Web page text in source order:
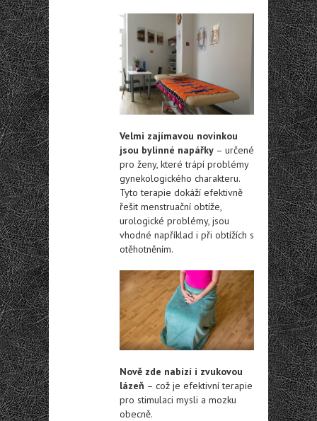
Velmi zajímavou novinkou
jsou bylinné napářky – určené
pro ženy, které trápí problémy
gynekologického charakteru.
Tyto terapie dokáží efektivně
řešit menstruační obtíže,
urologické problémy, jsou
vhodné například i při obtížích s
otěhotněním.
Nově zde nabízí i zvukovou
lázeň – což je efektivní terapie
pro stimulaci mysli a mozku
obecně.